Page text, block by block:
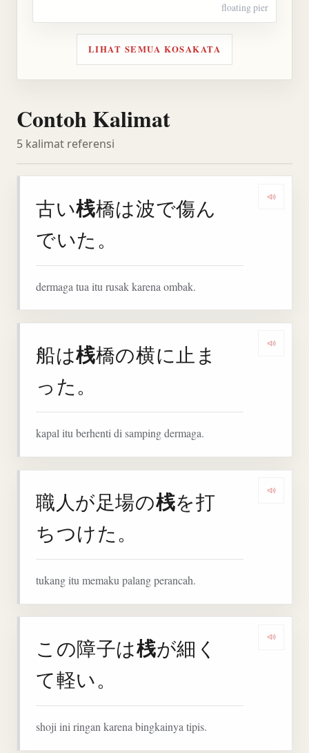
floating pier
LIHAT SEMUA KOSAKATA
Contoh Kalimat
5 kalimat referensi
古い桟橋は波で傷ん
でいた。
dermaga tua itu rusak karena ombak.
船は桟橋の横に止ま
った。
kapal itu berhenti di samping dermaga.
職人が足場の桟を打
ちつけた。
tukang itu memaku palang perancah.
この障子は桟が細く
て軽い。
shoji ini ringan karena bingkainya tipis.